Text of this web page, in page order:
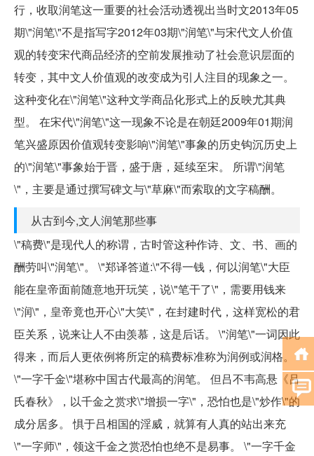
行，收取润笔这一重要的社会活动透视出当时文2013年05
期\"润笔\"不是指写字2012年03期\"润笔\"与宋代文人价值
观的转变宋代商品经济的空前发展推动了社会意识层面的
转变，其中文人价值观的改变成为引人注目的现象之一。
这种变化在\"润笔\"这种文学商品化形式上的反映尤其典
型。 在宋代\"润笔\"这一现象不论是在朝廷2009年01期润
笔兴盛原因价值观转变影响\"润笔\"事象的历史钩沉历史上
的\"润笔\"事象始于晋，盛于唐，延续至宋。 所谓\"润笔
\"，主要是通过撰写碑文与\"草麻\"而索取的文字稿酬。
从古到今,文人润笔那些事
\"稿费\"是现代人的称谓，古时管这种作诗、文、书、画的
酬劳叫\"润笔\"。 \"郑译答道:\"不得一钱，何以润笔\"大臣
能在皇帝面前随意地开玩笑，说\"笔干了\"，需要用钱来
\"润\"，皇帝竟也开心\"大笑\"，在封建时代，这样宽松的君
臣关系，说来让人不由羡慕，这是后话。 \"润笔\"一词因此
得来，而后人更依例将所定的稿费标准称为润例或润格。
\"一字千金\"堪称中国古代最高的润笔。 但吕不韦高悬《吕
氏春秋》，以千金之赏求\"增损一字\"，恐怕也是\"炒作\"的
成分居多。 惧于吕相国的淫威，就算有人真的站出来充
\"一字师\"，领这千金之赏恐怕也绝不是易事。 \"一字千金